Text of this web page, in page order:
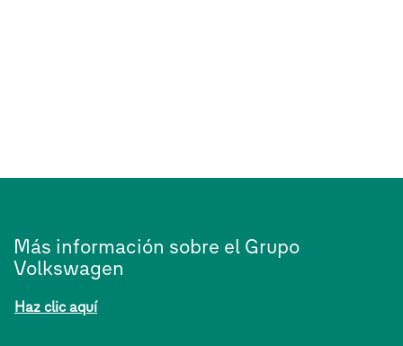
Más información sobre el Grupo
Volkswagen
Haz clic aquí